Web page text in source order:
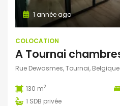
1 année ago
COLOCATION
Rue Dewasmes, Tournai, Belgique
130 m2
1 SDB privée